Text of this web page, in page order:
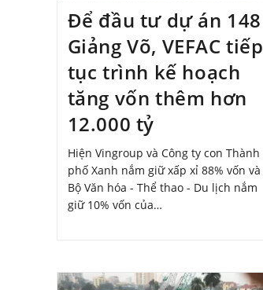
Để đầu tư dự án 148
Giảng Võ, VEFAC tiếp
tục trình kế hoạch
tăng vốn thêm hơn
12.000 tỷ
Hiện Vingroup và Công ty con Thành
phố Xanh nắm giữ xấp xỉ 88% vốn và
Bộ Văn hóa - Thể thao - Du lịch nắm
giữ 10% vốn của…